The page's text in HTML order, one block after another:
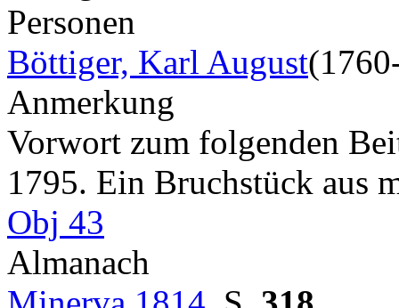
Personen
Böttiger, Karl August
Anmerkung
Vorwort zum folgenden
1795. Ein Bruchstück aus
Obj 43
Almanach